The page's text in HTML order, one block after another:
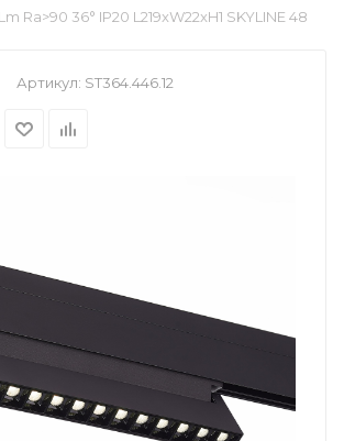
Ra>90 36° IP20 L219xW22xH1 SKYLINE 48
Артикул: ST364.446.12